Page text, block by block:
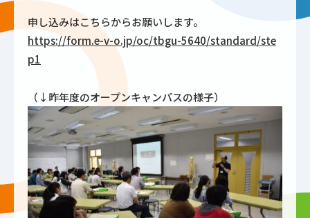
申し込みはこちらからお願いします。
https://form.e-v-o.jp/oc/tbgu-5640/standard/ste
p1
（↓昨年度のオープンキャンパスの様子）